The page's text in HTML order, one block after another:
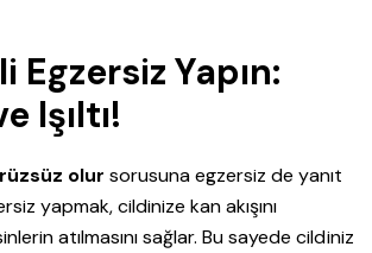
Egzersiz Yapın:
Işıltı!
olur sorusuna egzersiz de yanıt
yapmak, cildinize kan akışını
atılmasını sağlar. Bu sayede cildiniz